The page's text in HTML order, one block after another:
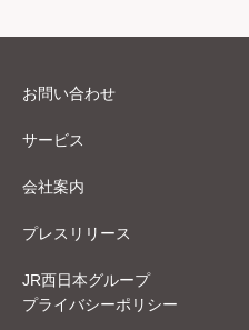
お問い合わせ
サービス
会社案内
プレスリリース
JR西日本グループ
プライバシーポリシー